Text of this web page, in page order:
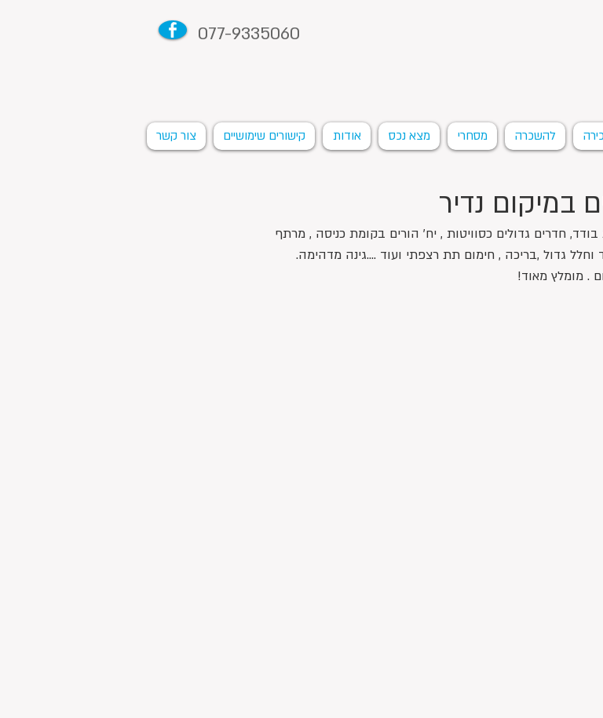
077-9335060
להשכרה מסחרי מצא נכס אודות קישורים שימושיים צור קשר
חדרים גדולים כסוויטות , יח' הורים בקומת כניסה , מרתף
גדול ,בריכה , חימום תת רצפתי ועוד ....גינה מדהימה.
. מומלץ מאוד!